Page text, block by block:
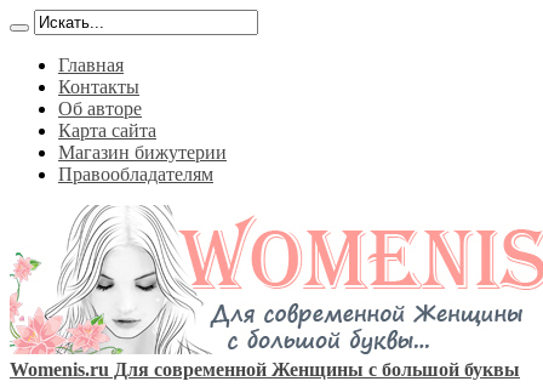
Главная
Контакты
Об авторе
Карта сайта
Магазин бижутерии
Правообладателям
Womenis.ru Для современной Женщины с большой буквы